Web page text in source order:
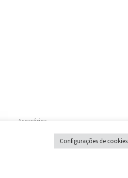
Acessórios
Suporte Parede P/10 Barras
Configurações de cookies